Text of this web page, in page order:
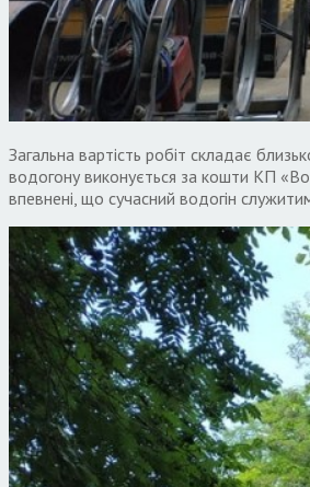
Загальна вартість робіт складає
водогону виконується за кошти КП
впевнені, що сучасний водогін